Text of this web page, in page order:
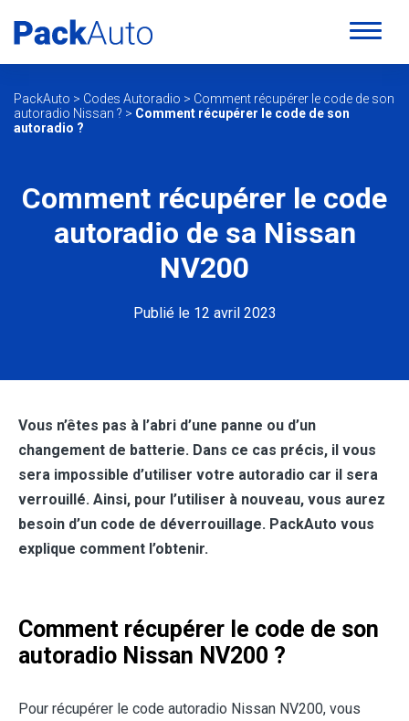
PackAuto > Codes Autoradio > Comment récupérer le code de son
autoradio Nissan ? > Comment récupérer le code de son
autoradio ?
Comment récupérer le code
autoradio de sa Nissan
NV200
Publié le 12 avril 2023
Vous n’êtes pas à l’abri d’une panne ou d’un
changement de batterie. Dans ce cas précis, il vous
sera impossible d’utiliser votre autoradio car il sera
verrouillé. Ainsi, pour l’utiliser à nouveau, vous aurez
besoin d’un code de déverrouillage. PackAuto vous
explique comment l’obtenir.
Comment récupérer le code de son
autoradio Nissan NV200 ?
Pour récupérer le code autoradio Nissan NV200, vous